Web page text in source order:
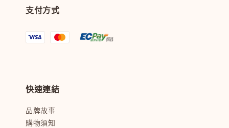
支付方式
快速連結
品牌故事
購物須知